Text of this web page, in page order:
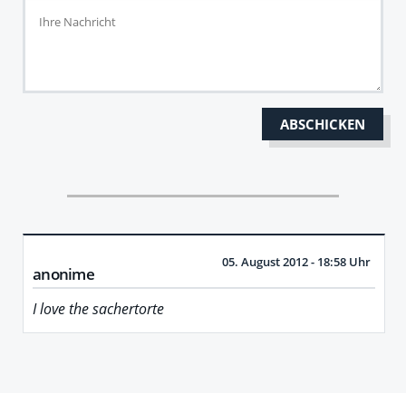
anonime
05. August 2012 - 18:58 Uhr
I love the sachertorte